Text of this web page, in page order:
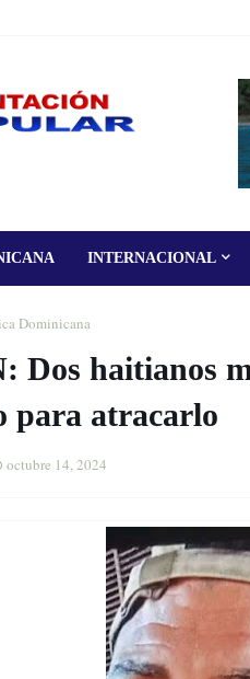
INTERNACIONAL
Dominicana
Dos haitianos
para atracarlo
octubre 14, 2024